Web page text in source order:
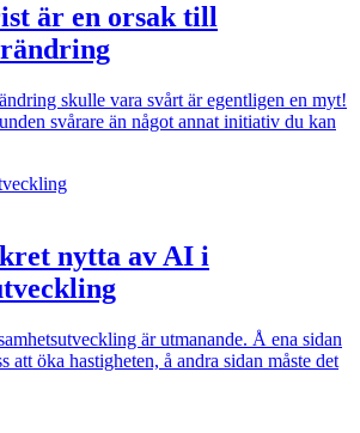
är en orsak till
skulle vara svårt är egentligen en myt!
svårare än något annat initiativ du kan
nytta av AI i
är utmanande. Å ena sidan
att öka hastigheten, å andra sidan måste det